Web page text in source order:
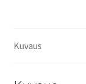
5200mAh
Kuvaus